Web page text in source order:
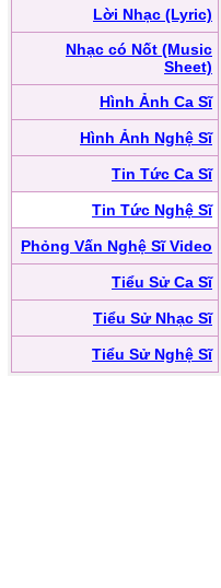
Lời Nhạc (Lyric)
Nhạc có Nốt (Music
Sheet)
Hình Ảnh Ca Sĩ
Hình Ảnh Nghệ Sĩ
Tin Tức Ca Sĩ
Tin Tức Nghệ Sĩ
Phỏng Vấn Nghệ Sĩ Video
Tiểu Sử Ca Sĩ
Tiểu Sử Nhạc Sĩ
Tiểu Sử Nghệ Sĩ